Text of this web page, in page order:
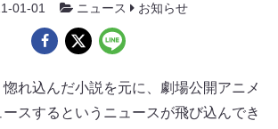
01-01 ニュース お知らせ
れ込んだ小説を元に、劇場公開アニメ
スするというニュースが飛び込んでき